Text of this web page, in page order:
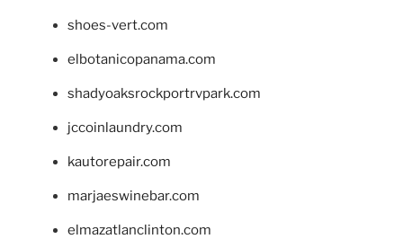
shoes-vert.com
elbotanicopanama.com
shadyoaksrockportrvpark.com
jccoinlaundry.com
kautorepair.com
marjaeswinebar.com
elmazatlanclinton.com